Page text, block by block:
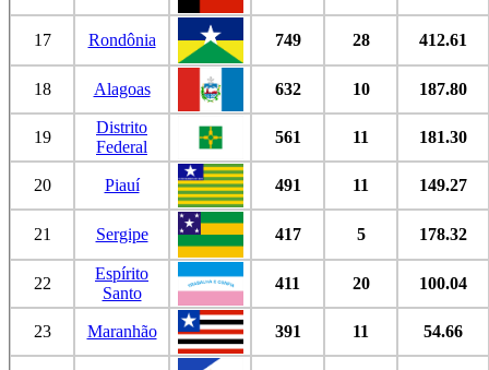
17 Rondônia 749 28 412.61
18 Alagoas 632 10 187.80
19
Distrito
Federal
561 11 181.30
20 Piauí 491 11 149.27
21 Sergipe 417 5 178.32
22
Espírito
Santo
411 20 100.04
23 Maranhão 391 11 54.66